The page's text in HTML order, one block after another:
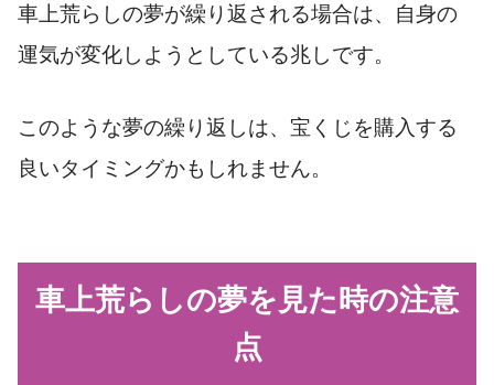
車上荒らしの夢が繰り返される場合は、自身の
運気が変化しようとしている兆しです。
このような夢の繰り返しは、宝くじを購入する
良いタイミングかもしれません。
車上荒らしの夢を見た時の注意
点